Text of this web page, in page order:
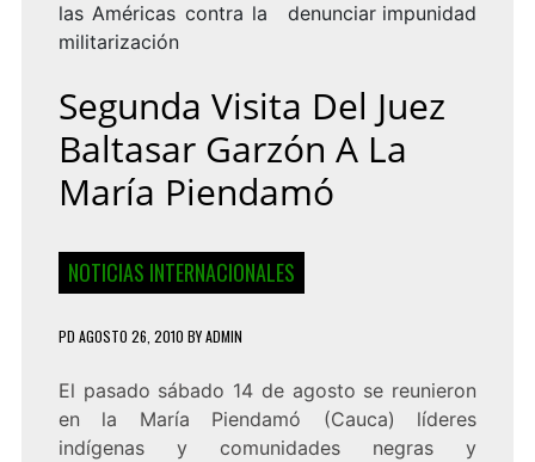
las Américas contra la
militarización
denunciar impunidad
Segunda Visita Del Juez
Baltasar Garzón A La
María Piendamó
NOTICIAS INTERNACIONALES
PD AGOSTO 26, 2010 BYADMIN
El pasado sábado 14 de agosto se reunieron
en la María Piendamó (Cauca) líderes
indígenas y comunidades negras y